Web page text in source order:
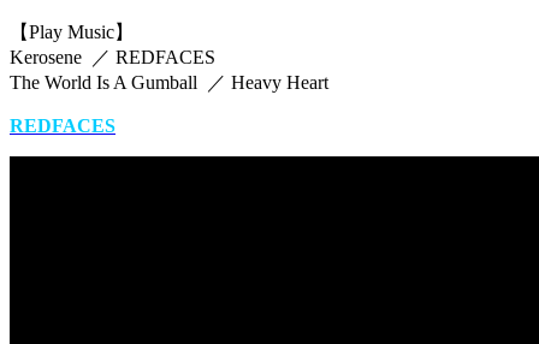
【Play Music】
Kerosene ／ REDFACES
The World Is A Gumball ／ Heavy Heart
REDFACES